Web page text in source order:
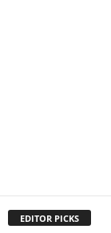
EDITOR PICKS